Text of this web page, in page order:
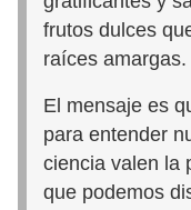
frutos dulces
raíces amargas.
El mensaje es
para entender
ciencia valen la
que podemos